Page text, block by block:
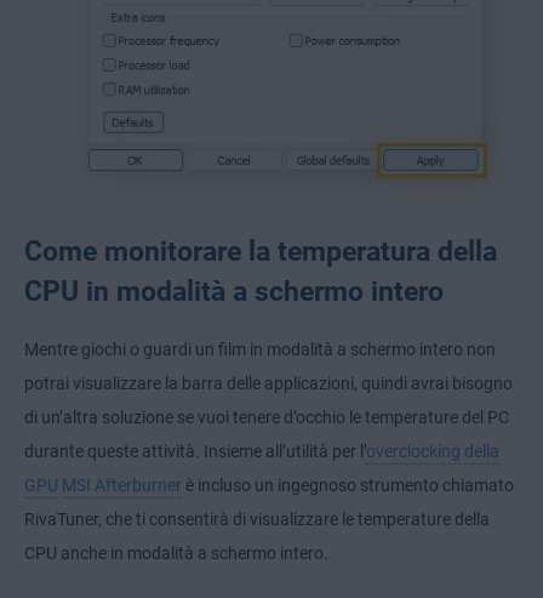
Come monitorare la temperatura della
CPU in modalità a schermo intero
Mentre giochi o guardi un film in modalità a schermo intero non
potrai visualizzare la barra delle applicazioni, quindi avrai bisogno
di un’altra soluzione se vuoi tenere d’occhio le temperature del PC
durante queste attività. Insieme all’utilità per l’overclocking della
GPU MSI Afterburner è incluso un ingegnoso strumento chiamato
RivaTuner, che ti consentirà di visualizzare le temperature della
CPU anche in modalità a schermo intero.